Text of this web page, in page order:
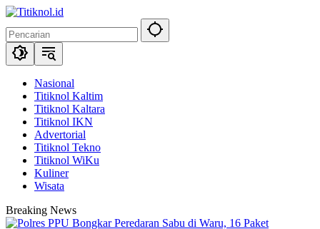
Langsung
konten
Nasional
Titiknol Kaltim
Titiknol Kaltara
Titiknol IKN
Advertorial
Titiknol Tekno
Titiknol WiKu
Kuliner
Wisata
Breaking News